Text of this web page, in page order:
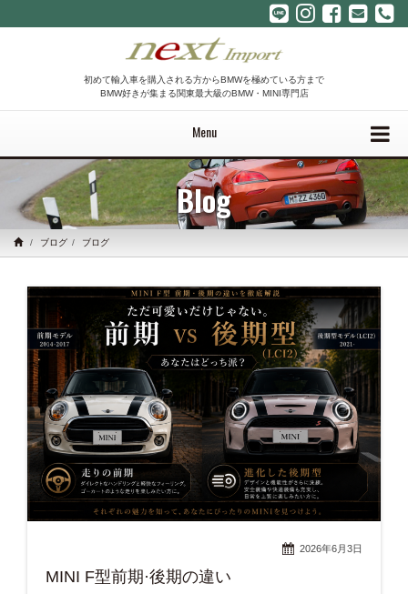
初めて輸入車を購入される方からBMWを極めている方まで
BMW好きが集まる関東最大級のBMW・MINI専門店
Menu
Blog
ブログ ブログ
2026年6月3日
MINI F型前期·後期の違い